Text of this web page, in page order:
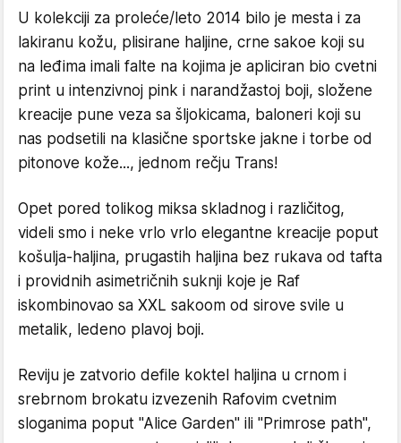
U kolekciji za proleće/leto 2014 bilo je mesta i za
lakiranu kožu, plisirane haljine, crne sakoe koji su
na leđima imali falte na kojima je apliciran bio cvetni
print u intenzivnoj pink i narandžastoj boji, složene
kreacije pune veza sa šljokicama, baloneri koji su
nas podsetili na klasične sportske jakne i torbe od
pitonove kože..., jednom rečju Trans!
Opet pored tolikog miksa skladnog i različitog,
videli smo i neke vrlo vrlo elegantne kreacije poput
košulja-haljina, prugastih haljina bez rukava od tafta
i providnih asimetričnih suknji koje je Raf
iskombinovao sa XXL sakoom od sirove svile u
metalik, ledeno plavoj boji.
Reviju je zatvorio defile koktel haljina u crnom i
srebrnom brokatu izvezenih Rafovim cvetnim
sloganima poput "Alice Garden" ili "Primrose path",